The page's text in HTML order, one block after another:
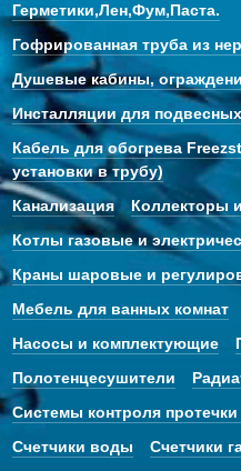
Герметики,Лен,Фум,Паста.
Гофрированная труба из
Душевые кабины,
Инсталляции для
Кабель для обогрева
установки в трубу)
Канализация
Коллекторы
Котлы газовые и
Краны шаровые и
Мебель для ванных комнат
Насосы и комплектующие
Полотенцесушители
Системы контроля
Счетчики воды
Счетчики